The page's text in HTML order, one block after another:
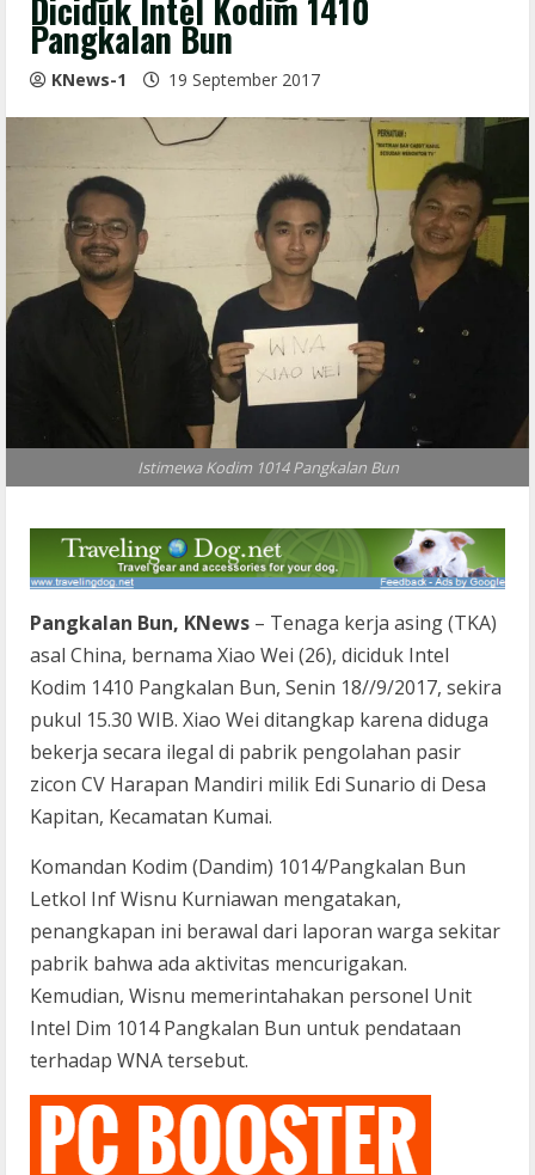
Diciduk Intel Kodim 1410
Pangkalan Bun
KNews-1 19 September 2017
Istimewa Kodim 1014 Pangkalan Bun
Pangkalan Bun, KNews – Tenaga kerja asing (TKA)
asal China, bernama Xiao Wei (26), diciduk Intel
Kodim 1410 Pangkalan Bun, Senin 18//9/2017, sekira
pukul 15.30 WIB. Xiao Wei ditangkap karena diduga
bekerja secara ilegal di pabrik pengolahan pasir
zicon CV Harapan Mandiri milik Edi Sunario di Desa
Kapitan, Kecamatan Kumai.
Komandan Kodim (Dandim) 1014/Pangkalan Bun
Letkol Inf Wisnu Kurniawan mengatakan,
penangkapan ini berawal dari laporan warga sekitar
pabrik bahwa ada aktivitas mencurigakan.
Kemudian, Wisnu memerintahakan personel Unit
Intel Dim 1014 Pangkalan Bun untuk pendataan
terhadap WNA tersebut.